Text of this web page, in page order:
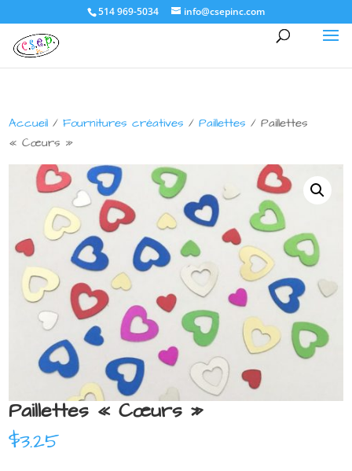
514 969-5034 info@csepinc.com
Accueil /Fournitures créatives /Paillettes / Paillettes
« Cœurs »
Paillettes « Cœurs »
$3.25